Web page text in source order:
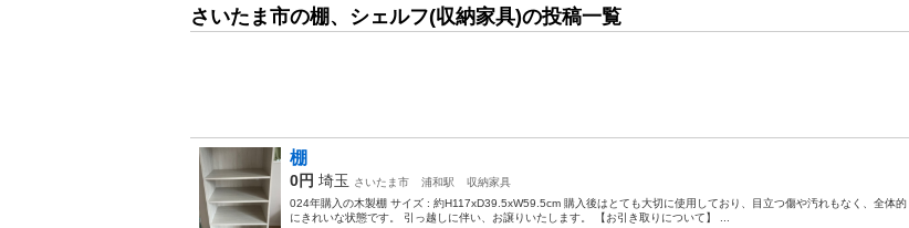
さいたま市の棚、シェルフ(収納家具)の投稿一覧
棚
0円 埼玉 さいたま市 浦和駅
収納家具
024年購入の木製棚 サイズ : 約H117xD39.5xW59.5cm 購入後はとても大切に使用しており、目立つ傷や汚れもなく、全体的
にきれいな状態です。 引っ越しに伴い、お譲りいたします。 【お引き取りについて】 ...